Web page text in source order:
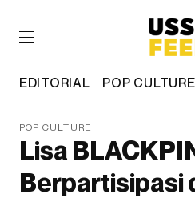
EDITORIAL POP CULTURE
POP CULTURE
Lisa
Berpartisipasi